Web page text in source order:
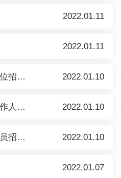
2022.01.11
2022.01.11
上锦医院病理技师岗位招聘启事 2022.01.10
设备物资部采供科工作人员招聘启事 2022.01.10
上锦医院院感专职人员招聘启事 2022.01.10
2022.01.07